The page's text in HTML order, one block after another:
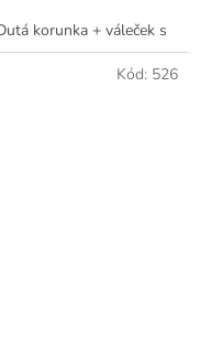
korunka + váleček s
Kód: 526